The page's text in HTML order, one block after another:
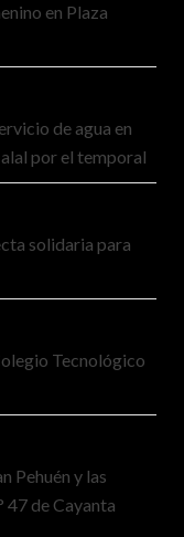
en Plaza
de agua en
por el temporal
solidaria para
Tecnológico
Pehuén y las
47 de Cayanta